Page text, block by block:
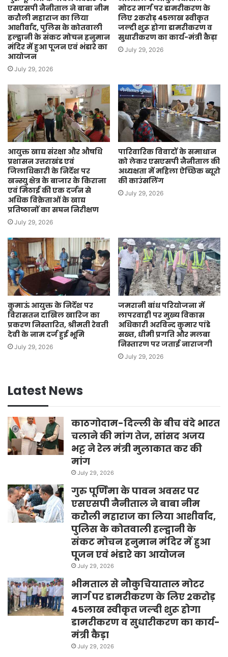
एसएसपी नैनीताल ने बाबा नीम
करौली महाराज का लिया
आशीर्वाद, पुलिस के कोतवाली
हल्द्वानी के संकट मोचन हनुमान
मंदिर में हुआ पूजन एवं भंडारे का
आयोजन
July 29, 2026
मोटर मार्ग पर डामरीकरण के
लिए 2करोड़ 45लाख स्वीकृत
जल्दी शुरू होगा डामरीकरण व
सुधारीकरण का कार्य-मंत्री कैड़ा
July 29, 2026
आयुक्त खाद्य संरक्षा और औषधि
प्रशासन उत्तराखंड एवं
जिलाधिकारी के निर्देश पर
खन्स्यु क्षेत्र के बाजार के किराना
एवं मिठाई की एक दर्जन से
अधिक विक्रेताओं के खाद्य
प्रतिष्ठानों का सघन निरीक्षण
July 29, 2026
पारिवारिक विवादों के समाधान
को लेकर एसएसपी नैनीताल की
अध्यक्षता में महिला ऐच्छिक ब्यूरो
की काउंसलिंग
July 29, 2026
कुमाऊं आयुक्त के निर्देश पर
विरासतन दाखिल खारिज का
प्रकरण निस्तारित, श्रीमती रेवती
देवी के नाम दर्ज हुई भूमि
July 29, 2026
जमरानी बांध परियोजना में
लापरवाही पर मुख्य विकास
अधिकारी अरविन्द कुमार पांडे
सख्त, धीमी प्रगति और मलबा
निस्तारण पर जताई नाराजगी
July 29, 2026
Latest News
काठगोदाम-दिल्ली के बीच वंदे भारत
चलाने की मांग तेज, सांसद अजय
भट्ट ने रेल मंत्री मुलाकात कर की
मांग
July 29, 2026
गुरु पूर्णिमा के पावन अवसर पर
एसएसपी नैनीताल ने बाबा नीम
करौली महाराज का लिया आशीर्वाद,
पुलिस के कोतवाली हल्द्वानी के
संकट मोचन हनुमान मंदिर में हुआ
पूजन एवं भंडारे का आयोजन
July 29, 2026
भीमताल से नौकुचियाताल मोटर
मार्ग पर डामरीकरण के लिए 2करोड़
45लाख स्वीकृत जल्दी शुरू होगा
डामरीकरण व सुधारीकरण का कार्य-
मंत्री कैड़ा
July 29, 2026